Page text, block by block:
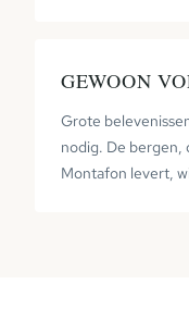
GEWOON
Grote
nodig. De bergen,
Montafon levert,